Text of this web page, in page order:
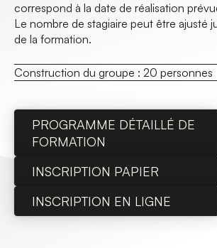
correspond à la date de réalisation
Le nombre de stagiaire peut être ajusté
de la formation.
Construction du groupe : 20 personnes
PROGRAMME DÉTAILLÉ DE
FORMATION
INSCRIPTION PAPIER
INSCRIPTION EN LIGNE